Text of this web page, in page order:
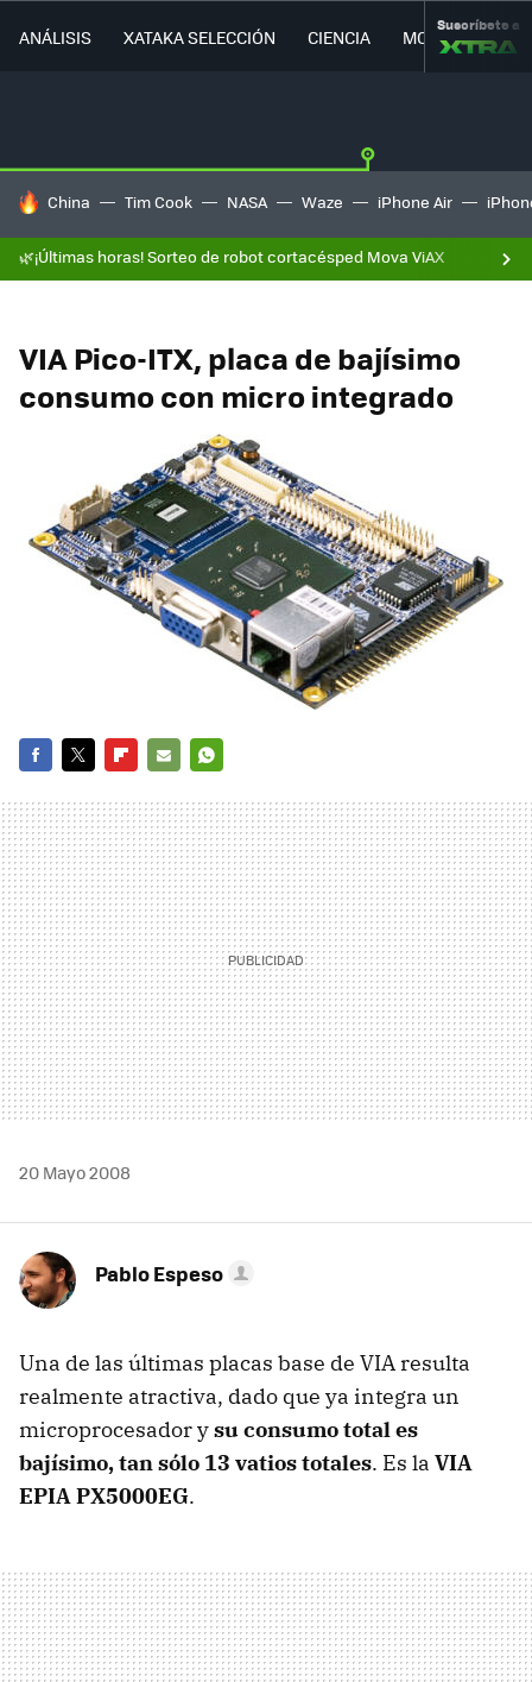
ANÁLISIS XATAKA SELECCIÓN CIENCIA MOVILIDAD
Suscríbete a
HOY SE HABLA DE
China Tim Cook NASA Waze iPhone Air
🌿¡Últimas horas! Sorteo de robot cortacésped Mova ViAX
VIA Pico-ITX, placa de bajísimo
consumo con micro integrado
MAIL
20 Mayo 2008
Pablo Espeso
Una de las últimas placas base de VIA resulta
realmente atractiva, dado que ya integra un
microprocesador ysu consumo total es
bajísimo, tan sólo 13 vatios totales. Es la VIA
EPIA PX5000EG.